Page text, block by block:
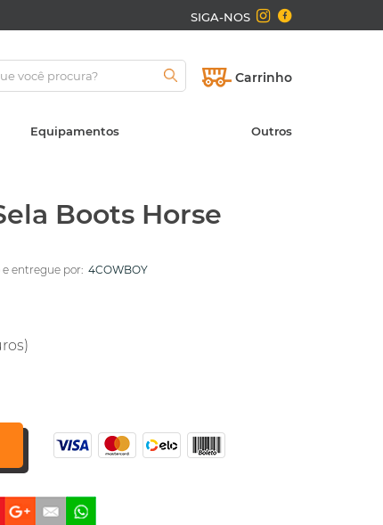
SIGA-NOS
Carrinho
Equipamentos Outros
Boots Horse
entregue por: 4COWBOY